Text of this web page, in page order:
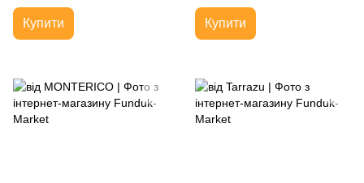
Купити Купити